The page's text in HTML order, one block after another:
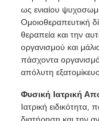
ως ενιαίου
Ομοιοθεραπευτική
θεραπεία και την
οργανισμού και
πάσχοντα
απόλυτη
Φυσική Ιατρική
Ιατρική